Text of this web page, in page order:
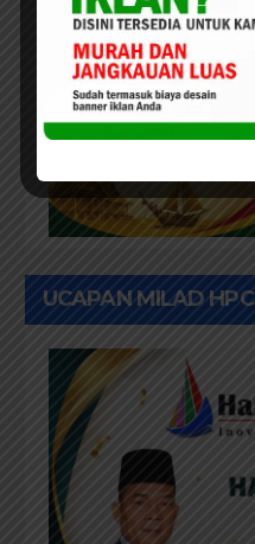
UCAPAN MILAD HPC